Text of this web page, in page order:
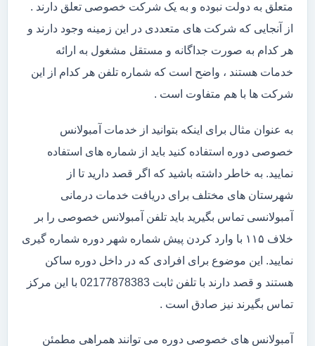
متعلق به دولت نبوده و به یک شرکت خصوصی تعلق دارند .
از آنجایی که شرکت های متعددی در این زمینه وجود دارند و
هر کدام به صورت جداگانه و مستقل مشغول به ارائه
خدمات هستند ، واضح است که شماره تلفن هر کدام از این
شرکت ها با هم متفاوت است .
به عنوان مثال برای اینکه بتوانید از خدمات آمبولانس
خصوصی دوره استفاده کنید باید از شماره های استفاده
نمایید. به خاطر داشته باشید که اگر قصد دارید تا از
شهرستان های مختلف برای دریافت خدمات درمانی
آمبولانسی تماس بگیرید باید تلفن آمبولانس خصوصی را بر
خلاف ۱۱۵ با وارد کردن پیش شماره شهر دوره شماره گیری
نمایید. این موضوع برای افرادی که در داخل دوره ساکن
هستند و قصد دارند با تلفن ثابت 02177878383 با این مرکز
تماس بگیرند نیز صادق است .
آمبولانس های خصوصی دوره می توانند همراهی مطمئن